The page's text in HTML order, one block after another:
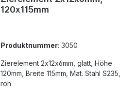
120x115mm
Produktnummer: 3050
Zierelement 2x12x6mm, glatt, Höhe
120mm, Breite 115mm, Mat. Stahl S235,
roh